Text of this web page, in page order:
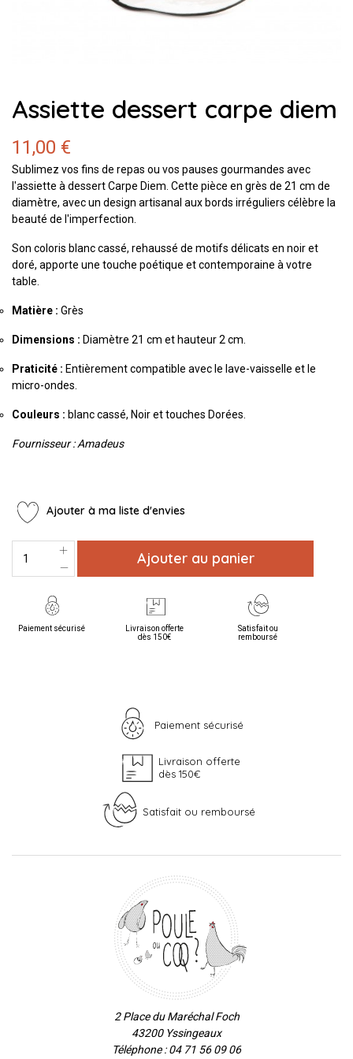
Assiette dessert carpe diem
11,00 €
Sublimez vos fins de repas ou vos pauses gourmandes avec
l'assiette à dessert Carpe Diem. Cette pièce en grès de 21 cm de
diamètre, avec un design artisanal aux bords irréguliers célèbre la
beauté de l'imperfection.
Son coloris blanc cassé, rehaussé de motifs délicats en noir et
doré, apporte une touche poétique et contemporaine à votre
table.
Matière : Grès
Dimensions : Diamètre 21 cm et hauteur 2 cm.
Praticité : Entièrement compatible avec le lave-vaisselle et le
micro-ondes.
Couleurs : blanc cassé, Noir et touches Dorées.
Fournisseur : Amadeus
Ajouter à ma liste d'envies
Ajouter au panier
Paiement sécurisé
Livraison offerte
dès 150€
Satisfait ou
remboursé
Paiement sécurisé
Livraison offerte
dès 150€
Satisfait ou remboursé
2 Place du Maréchal Foch
43200 Yssingeaux
Téléphone : 04 71 56 09 06